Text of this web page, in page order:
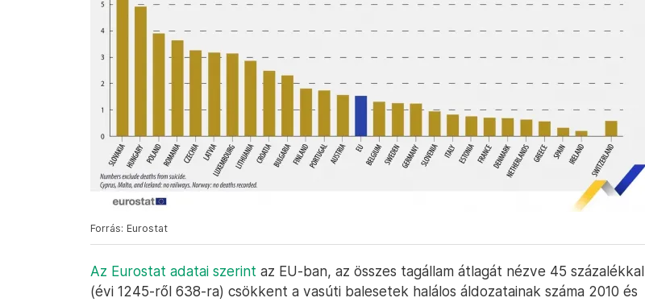
Forrás: Eurostat
Az Eurostat adatai szerint az EU-ban, az összes tagállam átlagát nézve 45 százalékkal
(évi 1245-ről 638-ra) csökkent a vasúti balesetek halálos áldozatainak száma 2010 és